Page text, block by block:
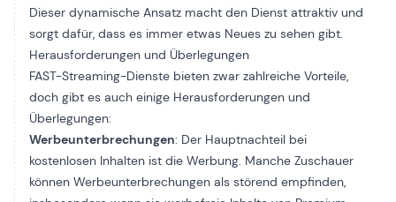
Dieser dynamische Ansatz macht den Dienst attraktiv und
sorgt dafür, dass es immer etwas Neues zu sehen gibt.
Herausforderungen und Überlegungen
FAST-Streaming-Dienste bieten zwar zahlreiche Vorteile,
doch gibt es auch einige Herausforderungen und
Überlegungen:
Werbeunterbrechungen: Der Hauptnachteil bei
kostenlosen Inhalten ist die Werbung. Manche Zuschauer
können Werbeunterbrechungen als störend empfinden,